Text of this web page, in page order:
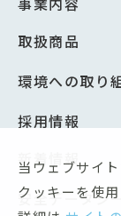
取扱商品
環境への取り
採用情報
新着情報
安全データシ
当ウェブサイ
クッキーを使用